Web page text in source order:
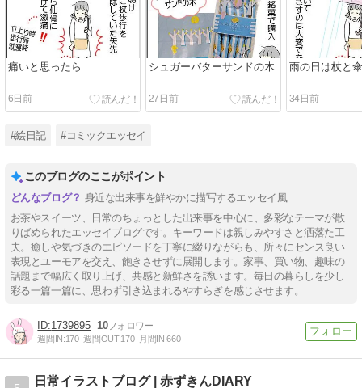
痛いと思ったら
6日前
シュガーバターサンドの木
27日前
雨の日は杖と
34日前
#絵日記 #コミックエッセイ
このブログのここがポイント
身近な出来事を鮮やかに描写するエッセイ風
お茶やスイーツ、日常のちょっとした出来事を中心に、多彩なテーマが散
りばめられたエッセイブログです。キーワードは親しみやすさと洒落た工
夫。癒しや気づきのエピソードを丁寧に綴りながらも、所々にセンス良い
表現とユーモアを交え、飽きさせずに展開します。家事、買い物、趣味の
話題まで幅広く取り上げ、共感と新鮮さを誘います。毎日の暮らしを少し
彩る一篇一篇に、思わず引き込まれるやすらぎを感じさせます。
1739895 10
週間IN:170 週間OUT:170 月間IN:660
日常イラストブログ | 赤ずきんDIARY